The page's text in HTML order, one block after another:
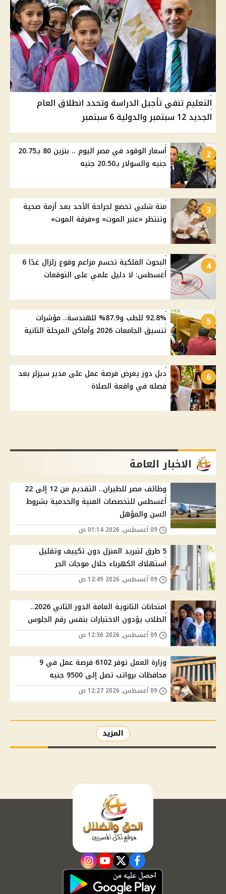
التعليم تنفي تأجيل الدراسة وتحدد انطلاق العام
الجديد 12 سبتمبر والدولية 6 سبتمبر
2
أسعار الوقود في مصر اليوم .. بنزين 80 بـ20.75
جنيه والسولار بـ20.50 جنيه
3
منة شلبي تخضع لجراحة الأحد بعد أزمة صحية
وتنتظر «عنبر الموت» و«فرقة الموت»
4
البحوث الفلكية تحسم مزاعم وقوع زلزال غدًا 6
أغسطس: لا دليل علمي على التوقعات
5
92.8% للطب و87.9% للهندسة.. مؤشرات
تنسيق الجامعات 2026 وأماكن المرحلة الثانية
6
دبل دوز يعرض فرصة عمل على مدير سيزلر بعد
فصله في واقعة الصلاة
الاخبار العامة
وظائف مصر للطيران.. التقديم من 12 إلى 22
أغسطس للتخصصات الفنية والخدمية بشروط
السن والمؤهل
5 طرق لتبريد المنزل دون تكييف وتقليل
استهلاك الكهرباء خلال موجات الحر
امتحانات الثانوية العامة الدور الثاني 2026..
الطلاب يؤدون الاختبارات بنفس رقم الجلوس
وزارة العمل توفر 6102 فرصة عمل في 9
محافظات برواتب تصل إلى 9500 جنيه
المزيد
facebook
twitter
youtube
instagram